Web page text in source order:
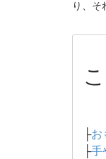
り、そ
├お
├手